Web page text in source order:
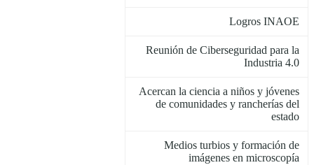
Logros INAOE
Reunión de Ciberseguridad para la
Industria 4.0
Acercan la ciencia a niños y jóvenes
de comunidades y rancherías del
estado
Medios turbios y formación de
imágenes en microscopía